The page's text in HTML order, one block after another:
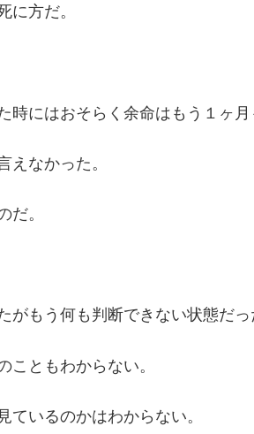
に方だ。
時にはおそらく余命はもう１ヶ
えなかった。
だ。
がもう何も判断できない状態だっ
こともわからない。
ているのかはわからない。